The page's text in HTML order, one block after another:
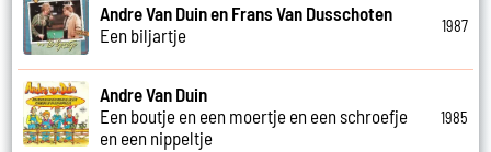
Andre Van Duin en Frans Van Dusschoten
Een biljartje
1987
Andre Van Duin
Een boutje en een moertje en een schroefje
en een nippeltje
1985